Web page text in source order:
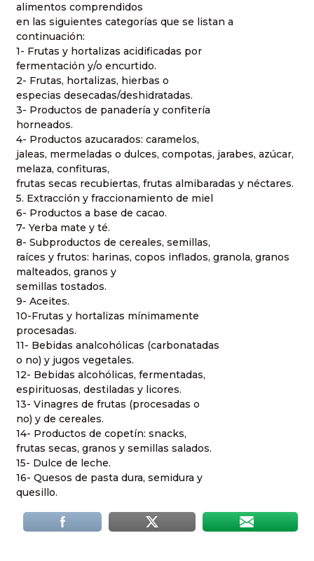
alimentos comprendidos
en las siguientes categorías que se listan a
continuación:
1- Frutas y hortalizas acidificadas por
fermentación y/o encurtido.
2- Frutas, hortalizas, hierbas o
especias desecadas/deshidratadas.
3- Productos de panadería y confitería
horneados.
4- Productos azucarados: caramelos,
jaleas, mermeladas o dulces, compotas, jarabes, azúcar,
melaza, confituras,
frutas secas recubiertas, frutas almibaradas y néctares.
5. Extracción y fraccionamiento de miel
6- Productos a base de cacao.
7- Yerba mate y té.
8- Subproductos de cereales, semillas,
raíces y frutos: harinas, copos inflados, granola, granos
malteados, granos y
semillas tostados.
9- Aceites.
10-Frutas y hortalizas mínimamente
procesadas.
11- Bebidas analcohólicas (carbonatadas
o no) y jugos vegetales.
12- Bebidas alcohólicas, fermentadas,
espirituosas, destiladas y licores.
13- Vinagres de frutas (procesadas o
no) y de cereales.
14- Productos de copetín: snacks,
frutas secas, granos y semillas salados.
15- Dulce de leche.
16- Quesos de pasta dura, semidura y
quesillo.